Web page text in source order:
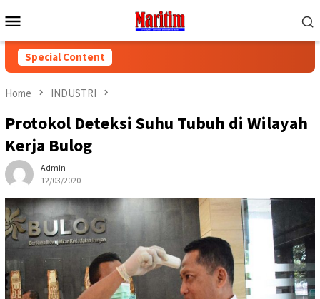
to
Menu
Special Content
Home INDUSTRI
Protokol Deteksi Suhu Tubuh di Wilayah
Kerja Bulog
Admin
12/03/2020